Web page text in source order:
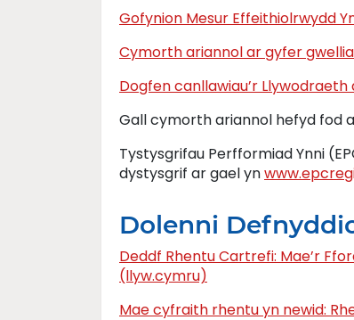
Gofynion Mesur Effeithiolrwydd
Cymorth ariannol ar gyfer
Dogfen canllawiau’r
Gall cymorth ariannol hefyd fod
Tystysgrifau Perfformiad Ynni
dystysgrif ar gael yn
Dolenni
Deddf Rhentu Cartrefi: Mae’r
(llyw.cymru)
Mae cyfraith rhentu yn newid: